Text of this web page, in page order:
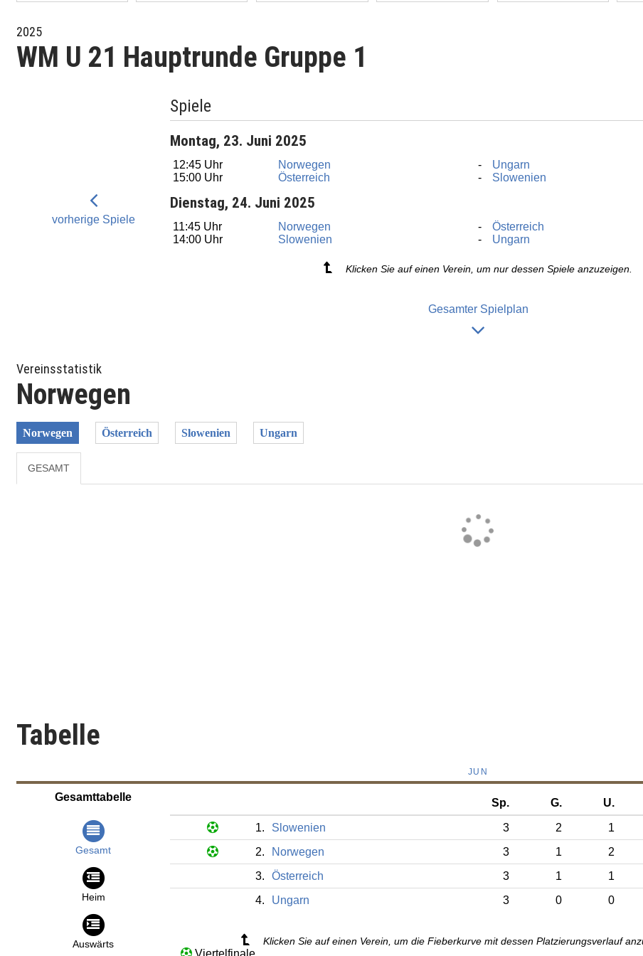
2025
WM U 21 Hauptrunde Gruppe 1
vorherige Spiele
Spiele
Montag, 23. Juni 2025
12:45 Uhr Norwegen Ungarn
15:00 Uhr
Österreich Slowenien
Dienstag, 24. Juni 2025
11:45 Uhr Norwegen Österreich
14:00 Uhr
Slowenien Ungarn
Klicken Sie auf einen Verein, um nur dessen Spiele anzuzeigen.
Gesamter Spielplan
Vereinsstatistik
Norwegen
Norwegen Österreich Slowenien Ungarn
GESAMT
Tabelle
JUN
Gesamttabelle
Gesamt
Heim
Auswärts
Sp. G. U.
1. Slowenien 3 2 1
2.
Norwegen 3 1 2
3.
Österreich 3 1 1
4.
Ungarn 3 0 0
Klicken Sie auf einen Verein, um die Fieberkurve mit dessen Platzierungsverlauf
Viertelfinale